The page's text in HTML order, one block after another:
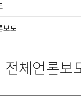
보도
전체언론보